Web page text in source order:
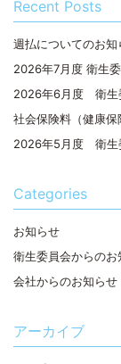
Recent Posts
週払についてのお知
2026年7月度 衛生
2026年6月度 衛生
社会保険料（健康
2026年5月度 衛生
Categories
お知らせ
衛生委員会からのお
会社からのお知らせ
アーカイブ